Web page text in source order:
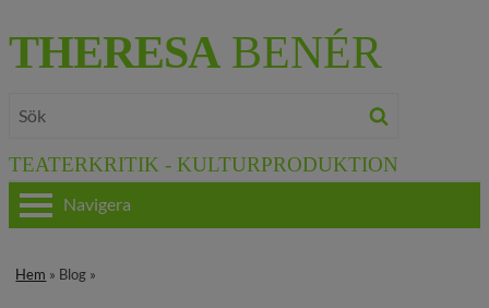
THERESA BENÉR
TEATERKRITIK - KULTURPRODUKTION
Navigera
Hem » Blog »